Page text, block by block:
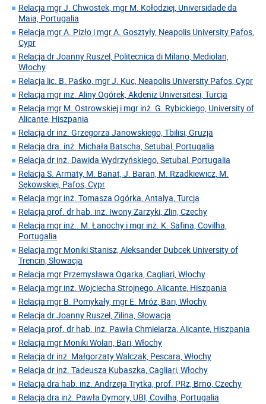
Relacja mgr J. Chwostek, mgr M. Kołodziej, Universidade da
Maia, Portugalia
Relacja mgr A. Pizło i mgr A. Gosztyły, Neapolis University Pafos,
Cypr
Relacja dr Joanny Ruszel, Politecnica di Milano, Mediolan,
Włochy
Relacja lic. B. Paśko, mgr J. Kuc, Neapolis University Pafos, Cypr
Relacja mgr inż. Aliny Ogórek, Akdeniz Universitesi, Turcja
Relacja mgr M. Ostrowskiej i mgr inż. G. Rybickiego, University of
Alicante, Hiszpania
Relacja dr inż. Grzegorza Janowskiego, Tbilisi, Gruzja
Relacja dra. inż. Michała Batscha, Setubal, Portugalia
Relacja dr inż. Dawida Wydrzyńskiego, Setubal, Portugalia
Relacja S. Armaty, M. Banat, J. Baran, M. Rzadkiewicz, M.
Sękowskiej, Pafos, Cypr
Relacja mgr inż. Tomasza Ogórka, Antalya, Turcja
Relacja prof. dr hab. inż. Iwony Zarzyki, Zlin, Czechy
Relacja mgr inż.. M. Łanochy i mgr inż. K. Safina, Covilha,
Portugalia
Relacja mgr Moniki Stanisz, Aleksander Dubcek University of
Trencin, Słowacja
Relacja mgr Przemysława Ogarka, Cagliari, Włochy
Relacja mgr inż. Wojciecha Strojnego, Alicante, Hiszpania
Relacja mgr B. Pomykały, mgr E. Mróz, Bari, Włochy
Relacja dr Joanny Ruszel, Zilina, Słowacja
Relacja prof. dr hab. inż. Pawła Chmielarza, Alicante, Hiszpania
Relacja mgr Moniki Wolan, Bari, Włochy
Relacja dr inż. Małgorzaty Walczak, Pescara, Włochy
Relacja dr inż. Tadeusza Kubaszka, Cagliari, Włochy
Relacja dra hab. inż. Andrzeja Trytka, prof. PRz, Brno, Czechy
Relacja dra inż. Pawła Dymory, UBI, Covilha, Portugalia